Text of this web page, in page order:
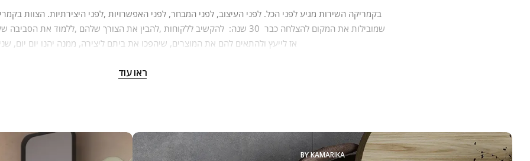
בקמריקה‭ ‬השירות‭
‬שמובילות‭ ‬את‭ ‬המקום‭ ‬להצלחה‭ ‬כבר‭ ‬30 ‭ ‬שנה:‭
‬אז‭ ‬לייעץ‭ ‬ולהתאים‭ ‬להם‭ ‬את‭ ‬המוצרים,‭ ‬שיהפכו‭ ‬את‭ ‬ביתם‭ ‬ליצירה,‭ ‬ממנה‭ ‬יהנו‭ ‬יום יום, שנים‭ ‬רבות.‭ ‬
המוצרים, ההבדל בינהם והיכולת להתאים ולחבר בין הסגנונות, העיצובים
ראו עוד
BY KAMARIKA